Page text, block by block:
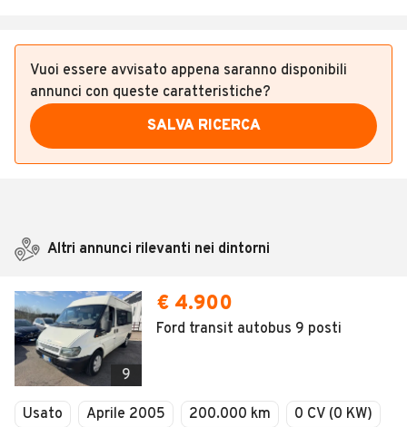
Vuoi essere avvisato appena saranno disponibili
annunci con queste caratteristiche?
SALVA RICERCA
Altri annunci rilevanti nei dintorni
9
€ 4.900
Ford transit autobus 9 posti
Usato Aprile 2005 200.000 km
0 CV (0 KW)